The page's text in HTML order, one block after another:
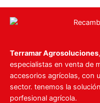
Terramar Agrosoluciones,
especialistas en venta de
accesorios agrícolas, con
sector. tenemos la
porfesional agrícola.